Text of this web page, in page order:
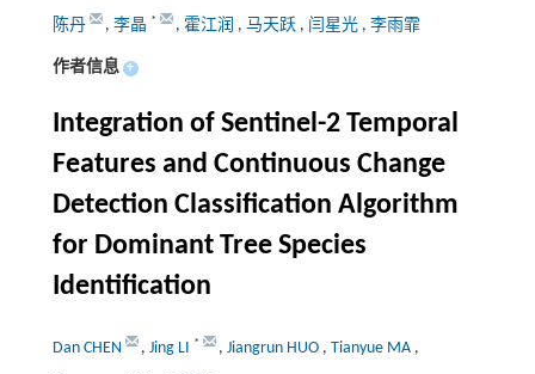
陈丹 , 李晶 * , 霍江润 , 马天跃 , 闫星光 , 李雨霏
作者信息 +
Integration of Sentinel-2 Temporal
Features and Continuous Change
Detection Classification Algorithm
for Dominant Tree Species
Identification
Dan CHEN , Jing LI * , Jiangrun HUO , Tianyue MA ,